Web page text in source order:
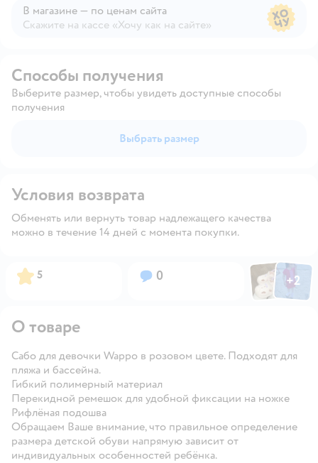
В магазине — по ценам сайта
Скажите на кассе «Хочу как на сайте»
Способы получения
Выберите размер, чтобы увидеть доступные способы
получения
Выбрать размер
Условия возврата
Обменять или вернуть товар надлежащего качества
можно в течение 14 дней с момента покупки.
Рейтинг:
5 Вопросов:
0 ФотоФото
+2
О товаре
Сабо для девочки Wappo в розовом цвете. Подходят для
пляжа и бассейна.
Гибкий полимерный материал
Перекидной ремешок для удобной фиксации на ножке
Рифлёная подошва
Обращаем Ваше внимание, что правильное определение
размера детской обуви напрямую зависит от
индивидуальных особенностей ребёнка.